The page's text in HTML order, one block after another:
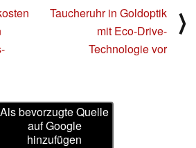
Taucheruhr in Goldoptik
mit Eco-Drive-
Technologie vor
⟩
Als bevorzugte Quelle
auf Google
hinzufügen